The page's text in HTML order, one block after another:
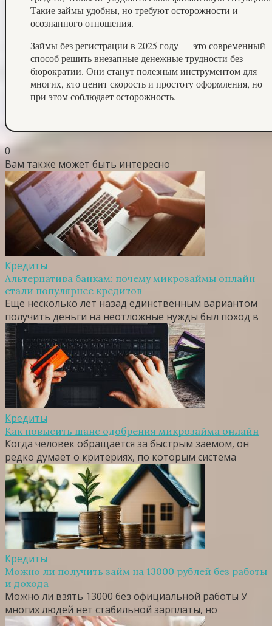
Такие займы удобны, но требуют осторожности и
осознанного отношения.
Займы без регистрации в 2025 году — это современный
способ решить внезапные денежные трудности без
бюрократии. Они станут полезным инструментом для
многих, кто ценит скорость и простоту оформления, но
при этом соблюдает осторожность.
0
Вам также может быть интересно
Кредиты
Альтернатива банкам: почему микрозаймы онлайн
стали популярнее кредитов
Еще несколько лет назад единственным вариантом
получить деньги на неотложные нужды был поход в
Кредиты
Как повысить шанс одобрения микрозайма онлайн
Когда человек обращается за быстрым заемом, он
редко думает о критериях, по которым система
Кредиты
Можно ли получить займ на 13000 рублей без работы
и дохода
Можно ли взять 13000 без официальной работы У
многих людей нет стабильной зарплаты, но